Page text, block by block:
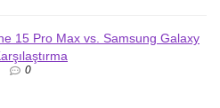
15 Pro Max vs. Samsung Galaxy
0